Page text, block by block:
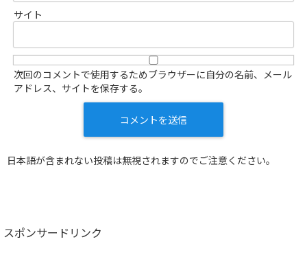
サイト
次回のコメントで使用するためブラウザーに自分の名前、メール
アドレス、サイトを保存する。
日本語が含まれない投稿は無視されますのでご注意ください。
スポンサードリンク